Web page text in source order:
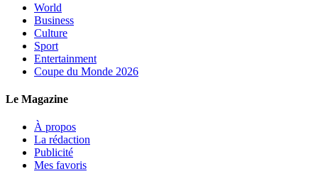
World
Business
Culture
Sport
Entertainment
Coupe du Monde 2026
Le Magazine
À propos
La rédaction
Publicité
Mes favoris